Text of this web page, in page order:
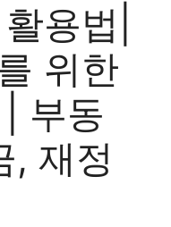
용법|
위한
부동
, 재정